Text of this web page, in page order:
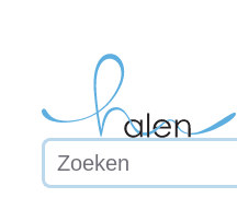
Ga
Waarmee kunnen we